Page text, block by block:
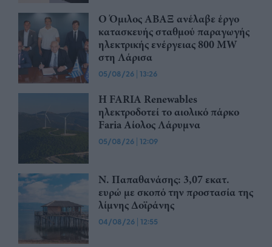
Ο Όμιλος ΑΒΑΞ ανέλαβε έργο
κατασκευής σταθμού παραγωγής
ηλεκτρικής ενέργειας 800 ΜW
στη Λάρισα
05/08/26 | 13:26
Η FARIA Renewables
ηλεκτροδοτεί το αιολικό πάρκο
Faria Αίολος Λάρυμνα
05/08/26 | 12:09
Ν. Παπαθανάσης: 3,07 εκατ.
ευρώ με σκοπό την προστασία της
λίμνης Δοϊράνης
04/08/26 | 12:55